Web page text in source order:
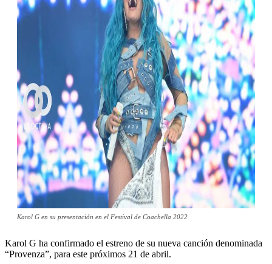
Karol G en su presentación en el Festival de Coachella 2022
Karol G ha confirmado el estreno de su nueva canción denominada
“Provenza”, para este próximos 21 de abril.